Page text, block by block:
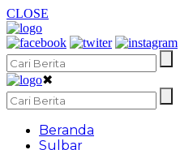
CLOSE
✖
Beranda
Sulbar